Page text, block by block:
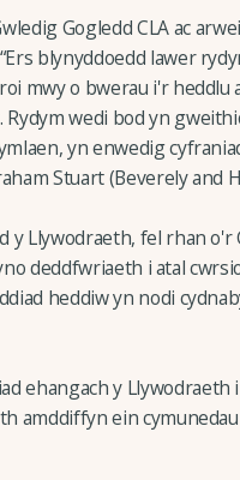
Gogledd CLA ac
blynyddoedd lawer
mwy o bwerau i'r heddlu
wedi bod yn
yn enwedig
Stuart (Beverely and
y Llywodraeth, fel rhan
deddfwriaeth i atal
heddiw yn nodi
ehangach y Llywodraeth
amddiffyn ein